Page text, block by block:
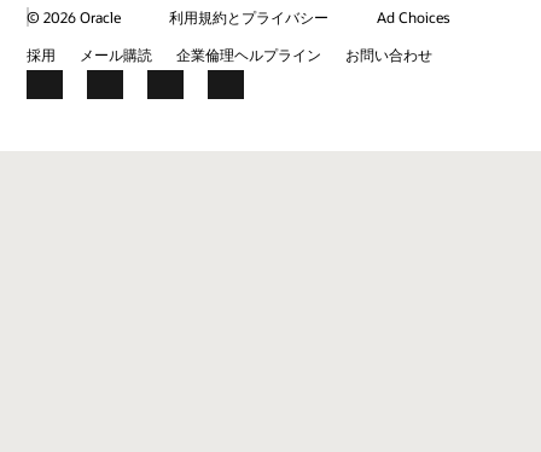
© 2026 Oracle 利用規約とプライバシー
Ad Choices
採用
メール購読 企業倫理ヘルプライン お問い合わせ
Facebook
X LinkedInYouTube